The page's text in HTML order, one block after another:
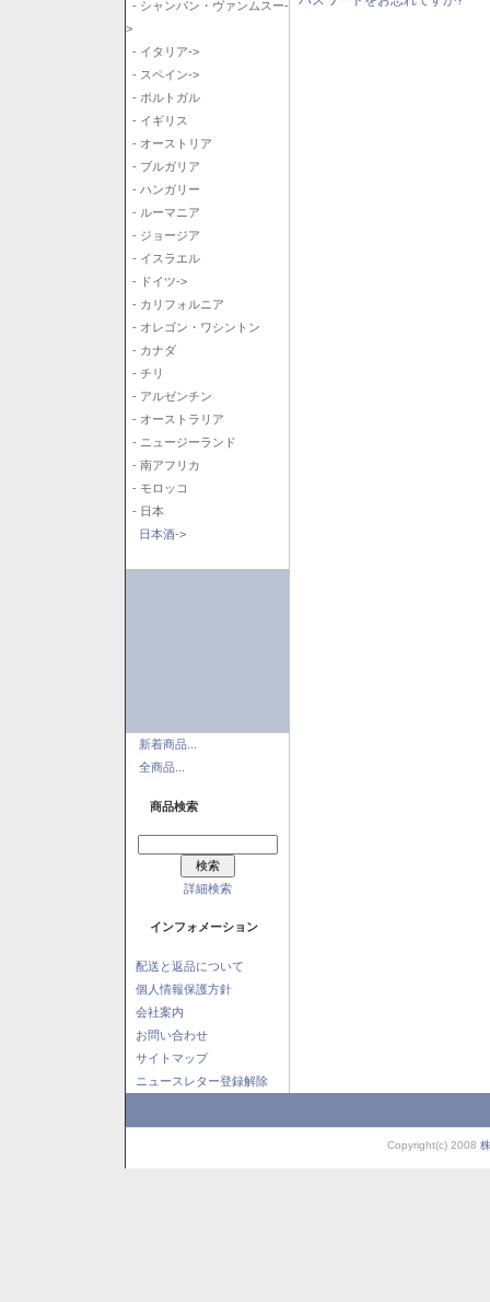
- シャンパン・ヴァンムスー-
>
- イタリア->
- スペイン->
- ポルトガル
- イギリス
- オーストリア
- ブルガリア
- ハンガリー
- ルーマニア
- ジョージア
- イスラエル
- ドイツ->
- カリフォルニア
- オレゴン・ワシントン
- カナダ
- チリ
- アルゼンチン
- オーストラリア
- ニュージーランド
- 南アフリカ
- モロッコ
- 日本
日本酒->
新着商品...
全商品...
商品検索
詳細検索
インフォメーション
配送と返品について
個人情報保護方針
会社案内
お問い合わせ
サイトマップ
ニュースレター登録解除
Copyright(c) 2008